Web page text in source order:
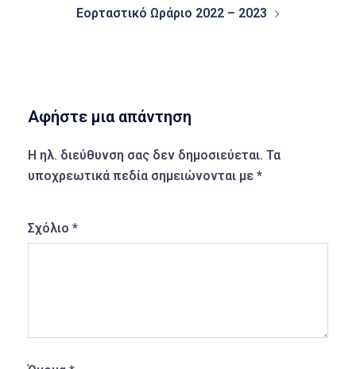
Εορταστικό Ωράριο 2022 – 2023
Αφήστε μια απάντηση
Η ηλ. διεύθυνση σας δεν δημοσιεύεται. Τα
υποχρεωτικά πεδία σημειώνονται με *
Σχόλιο *